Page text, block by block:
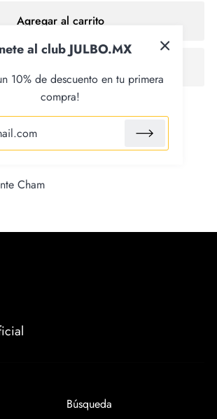
Agregar al carrito
fabrics
product
Cham
Búsqueda
al club JULBO.MX
10% de descuento en tu primera
compra!